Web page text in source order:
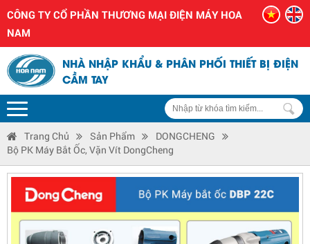
CÔNG TY CỔ PHẦN THƯƠNG MẠI ĐIỆN MÁY HOA
NAM
NHÀ NHẬP KHẨU & PHÂN PHỐI THIẾT BỊ ĐIỆN
CẦM TAY
Trang Chủ Sản Phẩm
DONGCHENG
Bộ PK Máy Bắt Ốc, Vặn Vít DongCheng